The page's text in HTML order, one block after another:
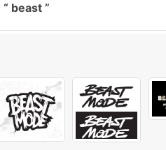
beast